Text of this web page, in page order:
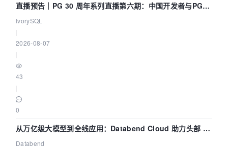
直播预告｜PG 30 周年系列直播第六期：中国开发者与PG内
核——我们改得动吗？我们贡献了什么？
IvorySQL
2026-08-07
43
0
从万亿级大模型到全线应用：Databend Cloud 助力头部 AI
企业构建全链路 Trace 数据管道
Databend